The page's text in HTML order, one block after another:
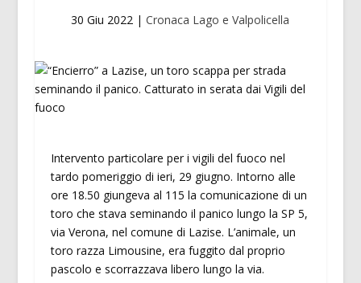
30 Giu 2022 |Cronaca Lago e Valpolicella
Intervento particolare per i vigili del fuoco nel
tardo pomeriggio di ieri, 29 giugno. Intorno alle
ore 18.50 giungeva al 115 la comunicazione di un
toro che stava seminando il panico lungo la SP 5,
via Verona, nel comune di Lazise. L’animale, un
toro razza Limousine, era fuggito dal proprio
pascolo e scorrazzava libero lungo la via.